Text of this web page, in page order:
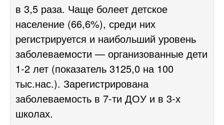
в 3,5 раза. Чаще болеет детское
население (66,6%), среди них
регистрируется и наибольший уровень
заболеваемости — организованные дети
1-2 лет (показатель 3125,0 на 100
тыс.нас.). Зарегистрирована
заболеваемость в 7-ти ДОУ и в 3-х
школах.